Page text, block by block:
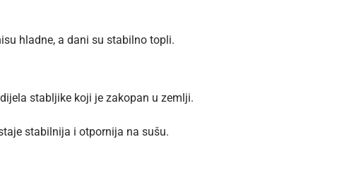
hladne, a dani su stabilno topli.
stabljike koji je zakopan u zemlji.
stabilnija i otpornija na sušu.